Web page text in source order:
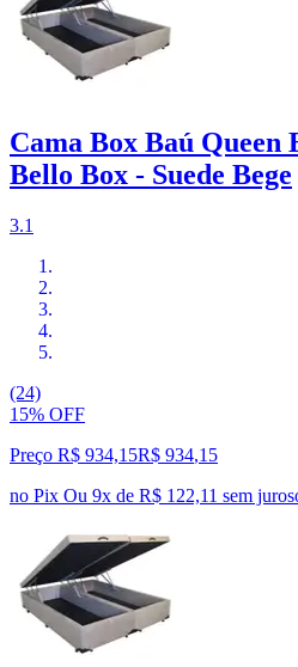
Cama Box Baú Queen
Bello Box - Suede Bege
3.1
(24)
15% OFF
Preço R$ 934,15R$ 934,15
no Pix Ou 9x de R$ 122,11 sem juros